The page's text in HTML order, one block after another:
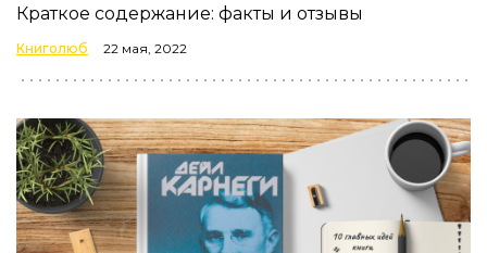
Краткое содержание: факты и отзывы
Книголюб 22 мая, 2022